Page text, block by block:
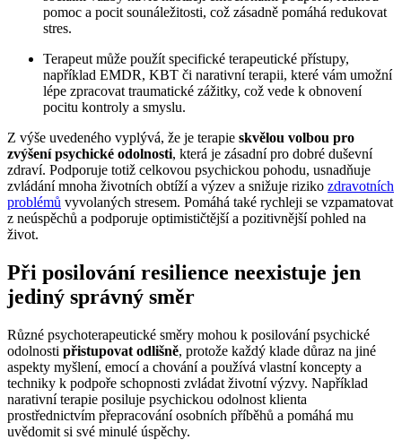
pomoc a pocit sounáležitosti, což zásadně pomáhá redukovat
stres.
Terapeut může použít specifické terapeutické přístupy,
například EMDR, KBT či narativní terapii, které vám umožní
lépe zpracovat traumatické zážitky, což vede k obnovení
pocitu kontroly a smyslu.
Z výše uvedeného vyplývá, že je terapie skvělou volbou pro
zvýšení psychické odolnosti, která je zásadní pro dobré duševní
zdraví. Podporuje totiž celkovou psychickou pohodu, usnadňuje
zvládání mnoha životních obtíží a výzev a snižuje riziko zdravotních
problémů vyvolaných stresem. Pomáhá také rychleji se vzpamatovat
z neúspěchů a podporuje optimističtější a pozitivnější pohled na
život.
Při posilování resilience neexistuje jen
jediný správný směr
Různé psychoterapeutické směry mohou k posilování psychické
odolnosti přistupovat odlišně, protože každý klade důraz na jiné
aspekty myšlení, emocí a chování a používá vlastní koncepty a
techniky k podpoře schopnosti zvládat životní výzvy. Například
narativní terapie posiluje psychickou odolnost klienta
prostřednictvím přepracování osobních příběhů a pomáhá mu
uvědomit si své minulé úspěchy.